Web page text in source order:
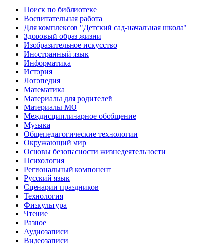
Поиск по библиотеке
Воспитательная работа
Для комплексов "Детский сад-начальная школа"
Здоровый образ жизни
Изобразительное искусство
Иностранный язык
Информатика
История
Логопедия
Математика
Материалы для родителей
Материалы МО
Междисциплинарное обобщение
Музыка
Общепедагогические технологии
Окружающий мир
Основы безопасности жизнедеятельности
Психология
Региональный компонент
Русский язык
Сценарии праздников
Технология
Физкультура
Чтение
Разное
Аудиозаписи
Видеозаписи